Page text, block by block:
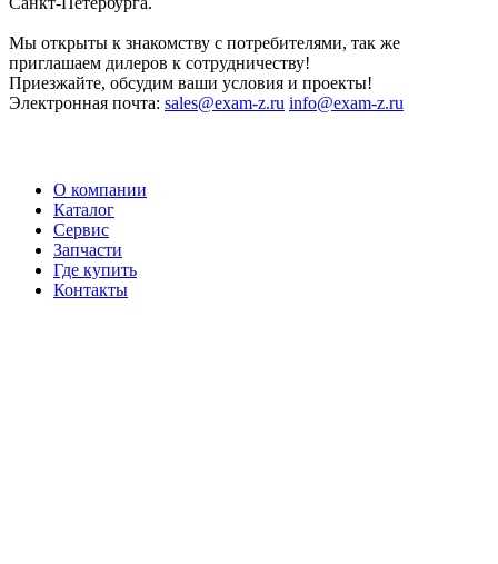
Мы открыты к знакомству с потребителями, так же
приглашаем дилеров к сотрудничеству!
Приезжайте, обсудим ваши условия и проекты!
Электронная почта: sales@exam-z.ru info@exam-z.ru
О компании
Каталог
Сервис
Запчасти
Где купить
Контакты